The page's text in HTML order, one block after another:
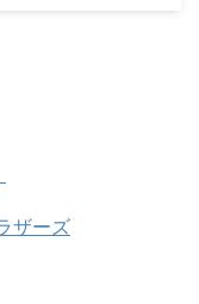
ザーズ